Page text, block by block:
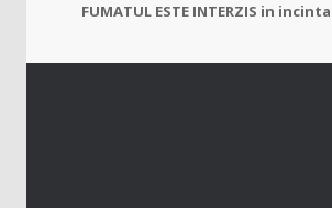
FUMATUL ESTE INTERZIS in